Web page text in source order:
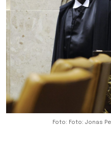
Foto: Foto: Jonas